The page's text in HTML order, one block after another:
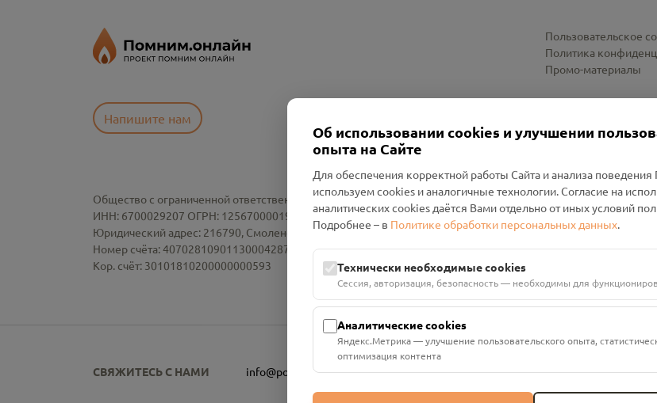
Напишите нам
Пользовательское
Политика
Промо-материалы
Общество с ограниченной ответственностью «Смоленский Проект Помним»
ИНН: 6700029207 ОГРН: 1256700001986
Юридический адрес: 216790, Смоленская область, р-н Руднянский, г. Рудня, улица Западная, д. 26А, пом. 18
Номер счёта: 40702810901130004287 в АО "АЛЬФА-БАНК"
Кор. счёт: 30101810200000000593
СВЯЖИТЕСЬ С НАМИ info@pomnim.online
Об использовании cookies и улучшении
опыта на Сайте
Для обеспечения корректной работы Сайта и анализа
используем cookies и аналогичные технологии. Согласие на
аналитических cookies даётся Вами отдельно от иных условий
Подробнее – в Политике обработки персональных данных.
Технически необходимые cookies
Сессия, авторизация, безопасность — необходимы для
Аналитические cookies
Яндекс.Метрика — улучшение пользовательского опыта,
оптимизация контента